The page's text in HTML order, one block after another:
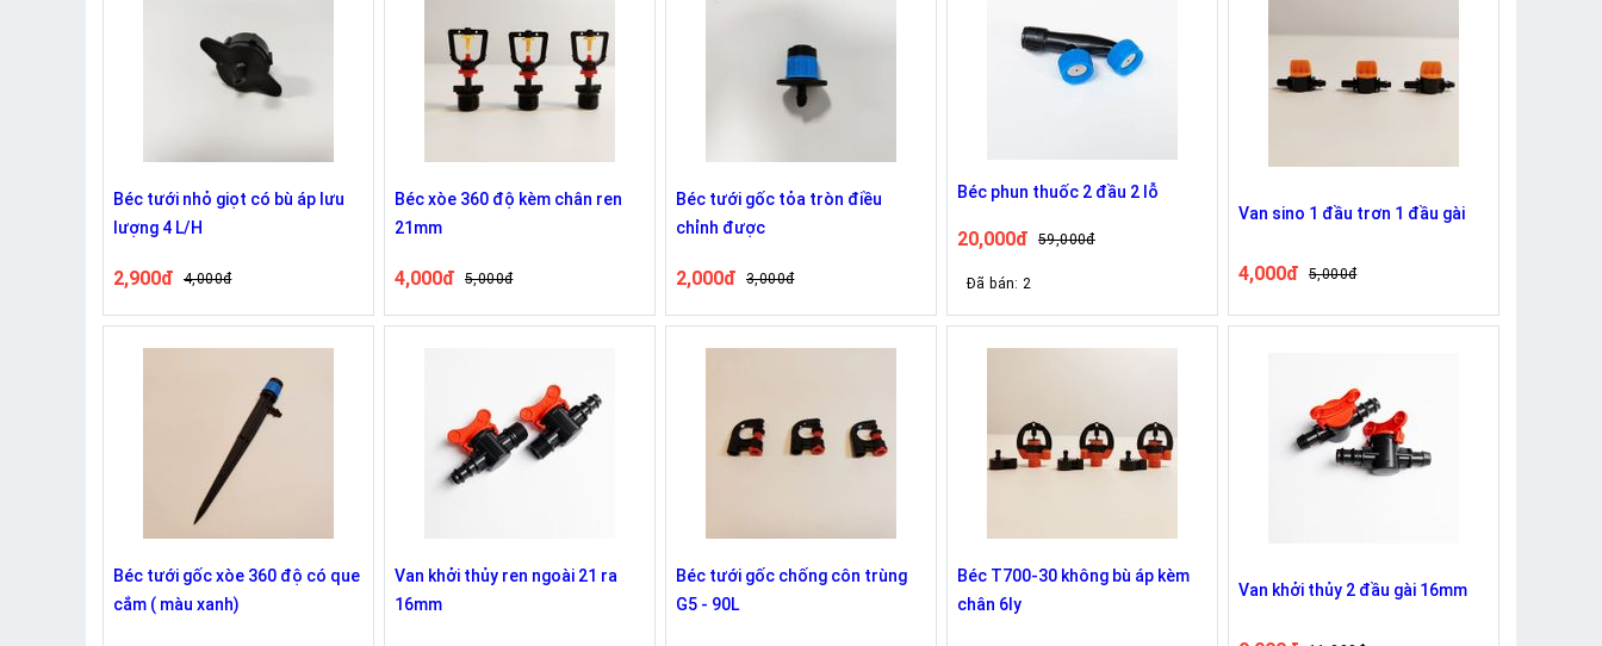
Béc tưới nhỏ giọt có bù áp lưu
lượng 4 L/H
2,900đ 4,000đ
Béc xòe 360 độ kèm chân ren
21mm
4,000đ 5,000đ
Béc tưới gốc tỏa tròn điều
chỉnh được
2,000đ 3,000đ
Béc phun thuốc 2 đầu 2 lỗ
20,000đ 59,000đ
Đã bán: 2
Van sino 1 đầu trơn 1 đầu gài
4,000đ 5,000đ
Béc tưới gốc xòe 360 độ có que
cắm ( màu xanh)
Van khởi thủy ren ngoài 21 ra
16mm
Béc tưới gốc chống côn trùng
G5 - 90L
Béc T700-30 không bù áp kèm
chân 6ly
Van khởi thủy 2 đầu gài 16mm